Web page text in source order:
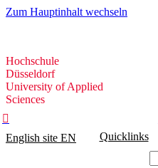
Zum Hauptinhalt wechseln
Hochschule
Düsseldorf
Hochschule
Düsseldorf
University of Applied
Sciences

English site EN Quicklinks